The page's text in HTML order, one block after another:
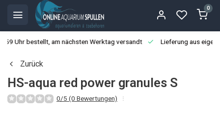
0
Uhr bestellt, am nächsten Werktag versandt Lieferung aus
Zurück
HS-aqua red power granules S
0/5 (0 Bewertungen)